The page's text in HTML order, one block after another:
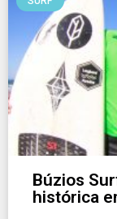
Búzios
histórica